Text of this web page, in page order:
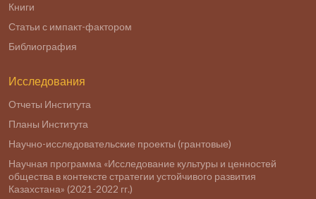
Книги
Статьи с импакт-фактором
Библиография
Исследования
Отчеты Института
Планы Института
Научно-исследовательские проекты (грантовые)
Научная программа «Исследование культуры и ценностей
общества в контексте стратегии устойчивого развития
Казахстана» (2021-2022 гг.)